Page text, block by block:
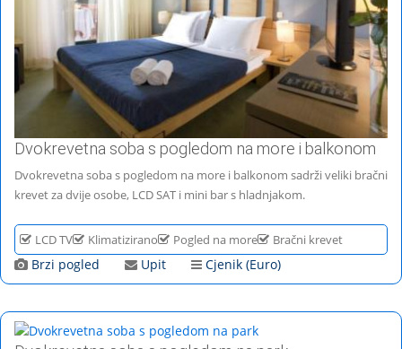
Dvokrevetna soba s pogledom na more i balkonom
Dvokrevetna soba s pogledom na more i balkonom sadrži veliki bračni
krevet za dvije osobe, LCD SAT i mini bar s hladnjakom.
LCD TV Klimatizirano Pogled na more Bračni krevet
Brzi pogled Upit Cjenik (Euro)